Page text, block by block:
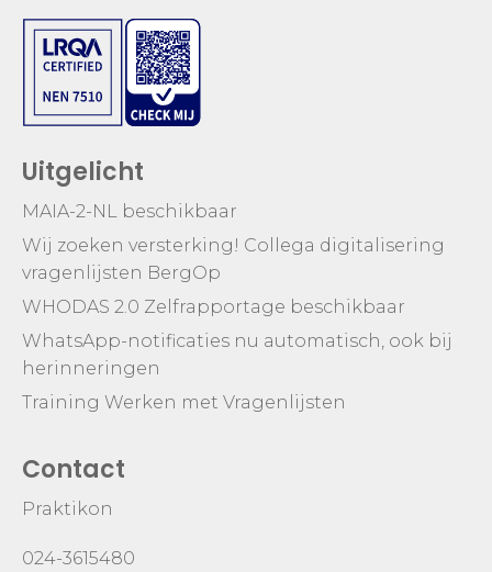
Uitgelicht
MAIA-2-NL beschikbaar
Wij zoeken versterking! Collega digitalisering
vragenlijsten BergOp
WHODAS 2.0 Zelfrapportage beschikbaar
WhatsApp-notificaties nu automatisch, ook bij
herinneringen
Training Werken met Vragenlijsten
Contact
Praktikon
024-3615480